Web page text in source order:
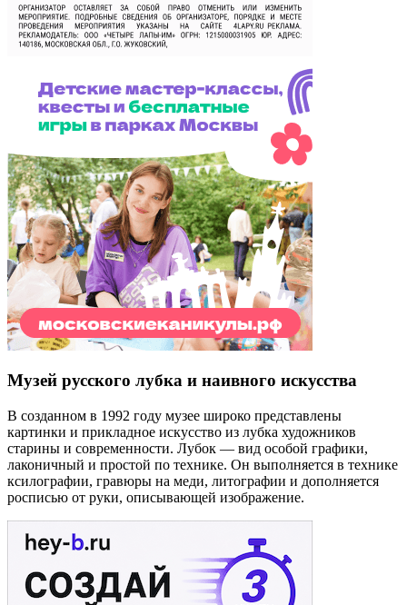
Музей русского лубка и наивного искусства
В созданном в 1992 году музее широко представлены
картинки и прикладное искусство из лубка художников
старины и современности. Лубок — вид особой графики,
лаконичный и простой по технике. Он выполняется в технике
ксилографии, гравюры на меди, литографии и дополняется
росписью от руки, описывающей изображение.